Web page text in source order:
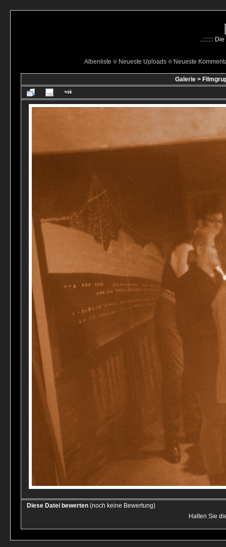
..:::::::
Albenliste Neueste Uploads Neueste
Galerie >
Diese Datei bewerten (noch keine Bewertung)
Halten Sie